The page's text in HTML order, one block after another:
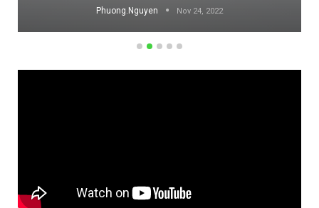
Phuong.Nguyen Nov 24, 2022